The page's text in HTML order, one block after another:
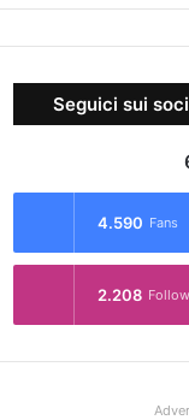
Seguici sui
4.590 Fans
2.208